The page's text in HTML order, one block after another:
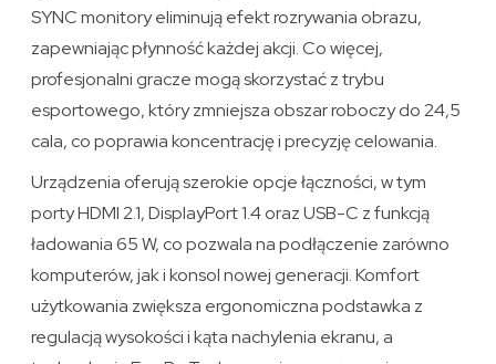
SYNC monitory eliminują efekt rozrywania obrazu,
zapewniając płynność każdej akcji. Co więcej,
profesjonalni gracze mogą skorzystać z trybu
esportowego, który zmniejsza obszar roboczy do 24,5
cala, co poprawia koncentrację i precyzję celowania.
Urządzenia oferują szerokie opcje łączności, w tym
porty HDMI 2.1, DisplayPort 1.4 oraz USB-C z funkcją
ładowania 65 W, co pozwala na podłączenie zarówno
komputerów, jak i konsol nowej generacji. Komfort
użytkowania zwiększa ergonomiczna podstawka z
regulacją wysokości i kąta nachylenia ekranu, a